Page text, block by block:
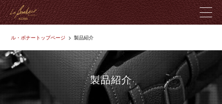
ル・ボナートップページ 製品紹介
製品紹介
ル・ボナーとは
製品紹介
革のこだわり